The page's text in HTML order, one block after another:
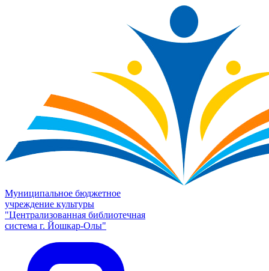
Муниципальное бюджетное
учреждение культуры
"Централизованная библиотечная
система г. Йошкар-Олы"